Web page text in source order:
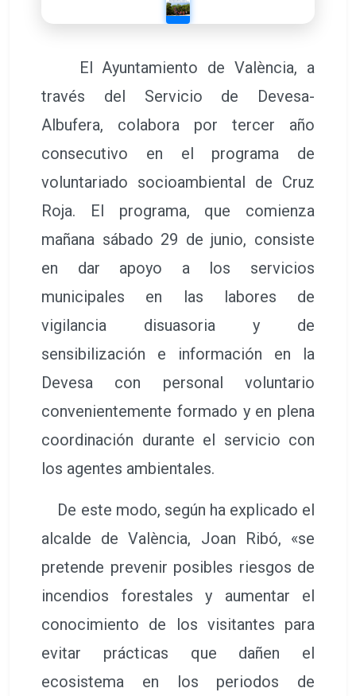
El Ayuntamiento de València, a
través del Servicio de Devesa-
Albufera, colabora por tercer año
consecutivo en el programa de
voluntariado socioambiental de Cruz
Roja. El programa, que comienza
mañana sábado 29 de junio, consiste
en dar apoyo a los servicios
municipales en las labores de
vigilancia disuasoria y de
sensibilización e información en la
Devesa con personal voluntario
convenientemente formado y en plena
coordinación durante el servicio con
los agentes ambientales.
De este modo, según ha explicado el
alcalde de València, Joan Ribó, «se
pretende prevenir posibles riesgos de
incendios forestales y aumentar el
conocimiento de los visitantes para
evitar prácticas que dañen el
ecosistema en los periodos de